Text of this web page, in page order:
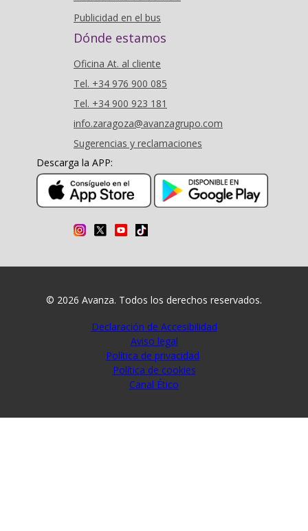
Publicidad en el bus
Dónde estamos
Oficina At. al cliente
Tel. +34 976 900 085
Tel. +34 900 923 181
info.zaragoza@avanzagrupo.com
Sugerencias y reclamaciones
Descarga la APP:
(se abre en nueva ventana)
(se
© 2026 Avanza. Todos los derechos reservados.
Enlaces legales
Declaración de Accesibilidad
Aviso legal
Política de privacidad
Política de cookies
Canal Ético